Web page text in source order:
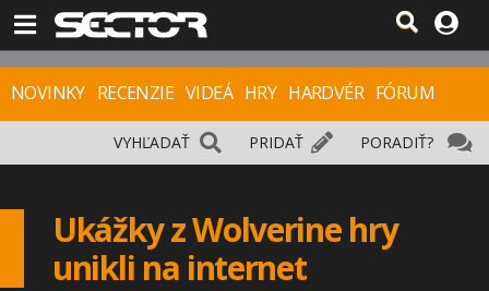
NOVINKY RECENZIE VIDEÁ HRY HARDVÉR FÓRUM
PORADIŤ?
PRIDAŤ
VYHĽADAŤ
Ukážky z Wolverine hry
unikli na internet